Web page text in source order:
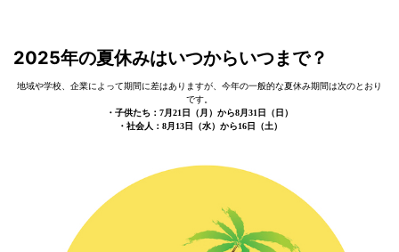
2025年の夏休みはいつからいつまで？
地域や学校、企業によって期間に差はありますが、今年の一般的な夏休み期間は次のとおり
です。
・子供たち：7月21日（月）から8月31日（日）
・社会人：8月13日（水）から16日（土）